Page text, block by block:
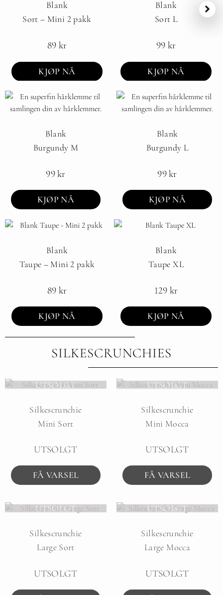
Blank
Sort – Mini 2 pakk
89 kr
KJØP NÅ
Blank
Sort L
99 kr
KJØP NÅ
Blank
Burgundy M
99kr
KJØP NÅ
Blank
Burgundy L
99kr
KJØP NÅ
Blank
Taupe – Mini 2 pakk
89 kr
KJØP NÅ
Blank
Taupe XL
129 kr
KJØP NÅ
SILKESCRUNCHIES
UTSOLGT
Silkescrunchie
Mini Sort
UTSOLGT
FÅ VARSEL
UTSOLGT
Silkescrunchie
Mini Mocca
UTSOLGT
FÅ VARSEL
UTSOLGT
Silkescrunchie
Large Sort
UTSOLGT
UTSOLGT
Silkescrunchie
Large Mocca
UTSOLGT